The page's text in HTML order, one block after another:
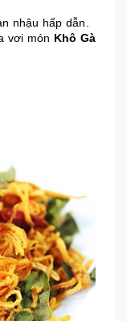
nhậu hấp dẫn.
vơi món Khô Gà